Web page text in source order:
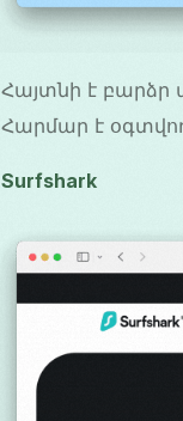
Հայտնի է բարձր
Հարմար է
Surfshark